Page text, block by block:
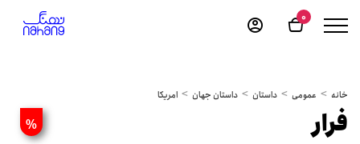
0
خانه عمومی داستان داستان جهان امریکا
% فرار